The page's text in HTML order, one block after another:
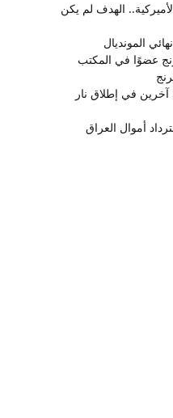
الهدف لم يكن
المونديال
عضوًا في المكتب
كندا.. مقتل شخصين وإصابة 5 آخرين في إطلاق نار
أموال العراق